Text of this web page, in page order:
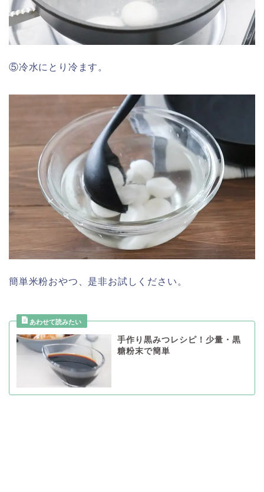
⑤冷水にとり冷ます。
簡単米粉おやつ、是非お試しください。
手作り黒みつレシピ！少量・黒
糖粉末で簡単